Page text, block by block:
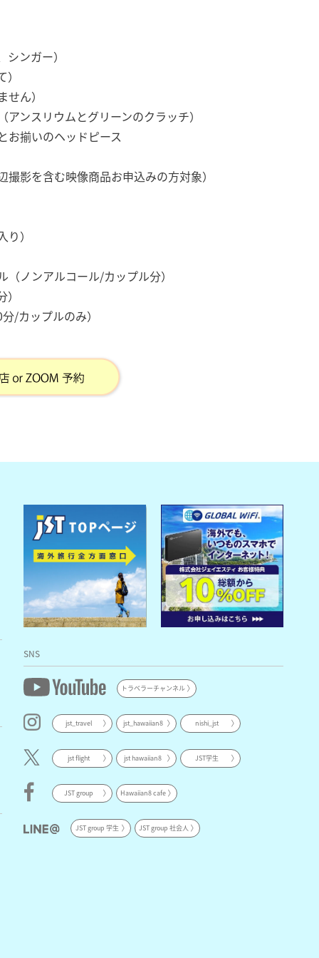
ンガー）
ん）
ンスリウムとグリーンのクラッチ）
お揃いのヘッドピース
影を含む映像商品お申込みの方対象）
）
ノンアルコール/カップル分）
/カップルのみ）
SNS
トラベラーチャンネル
jst_travel jst_hawaiian8 nishi_jst
jst flight jst hawaiian8 JST学生
JST group Hawaiian8 cafe
JST group 学生 JST group 社会人